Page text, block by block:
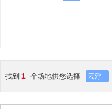
找到 1 个场地供您选择 云浮